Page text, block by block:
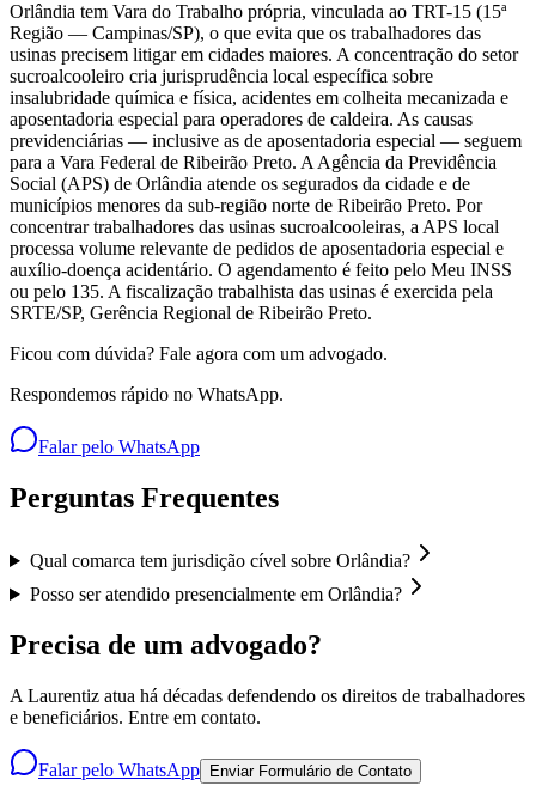
Orlândia tem Vara do Trabalho própria, vinculada ao TRT-15 (15ª
Região — Campinas/SP), o que evita que os trabalhadores das
usinas precisem litigar em cidades maiores. A concentração do setor
sucroalcooleiro cria jurisprudência local específica sobre
insalubridade química e física, acidentes em colheita mecanizada e
aposentadoria especial para operadores de caldeira. As causas
previdenciárias — inclusive as de aposentadoria especial — seguem
para a Vara Federal de Ribeirão Preto. A Agência da Previdência
Social (APS) de Orlândia atende os segurados da cidade e de
municípios menores da sub-região norte de Ribeirão Preto. Por
concentrar trabalhadores das usinas sucroalcooleiras, a APS local
processa volume relevante de pedidos de aposentadoria especial e
auxílio-doença acidentário. O agendamento é feito pelo Meu INSS
ou pelo 135. A fiscalização trabalhista das usinas é exercida pela
SRTE/SP, Gerência Regional de Ribeirão Preto.
Ficou com dúvida? Fale agora com um advogado.
Respondemos rápido no WhatsApp.
Falar pelo WhatsApp
Perguntas Frequentes
Qual comarca tem jurisdição cível sobre Orlândia?
Posso ser atendido presencialmente em Orlândia?
Precisa de um advogado?
A Laurentiz atua há décadas defendendo os direitos de trabalhadores
e beneficiários. Entre em contato.
Falar pelo WhatsApp Enviar Formulário de Contato